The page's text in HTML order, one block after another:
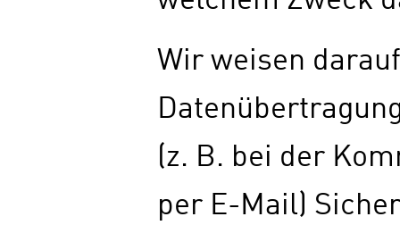
Wir weisen
(z. B. bei der
per E-Mail)